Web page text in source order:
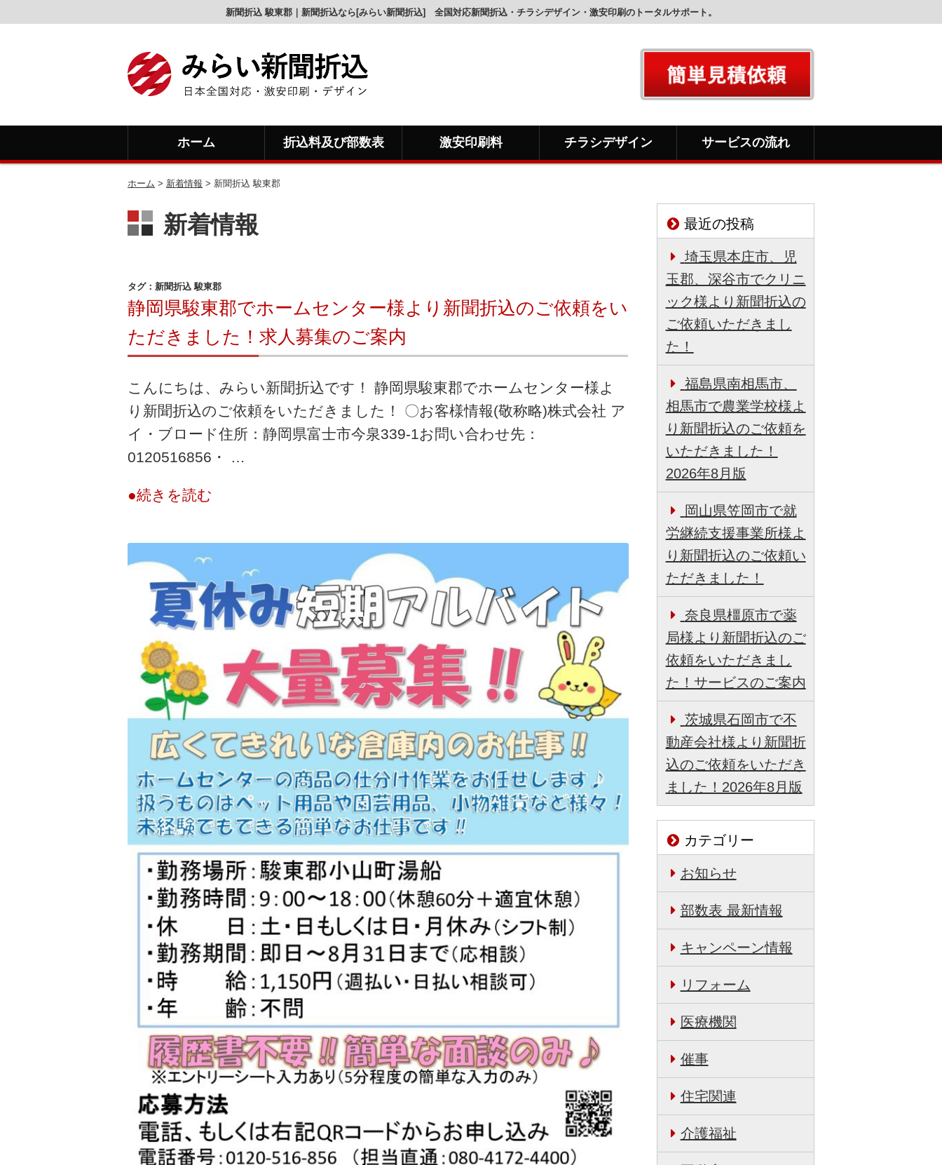
新聞折込 駿東郡｜新聞折込なら[みらい新聞折込] 全国対応新聞折込・チラシデザイン・激安印刷のトータルサポート。
ホーム 折込料及び部数表 激安印刷料 チラシデザイン サービスの流れ
ホーム > 新着情報 > 新聞折込 駿東郡
新着情報
タグ：新聞折込 駿東郡
静岡県駿東郡でホームセンター様より新聞折込のご依頼をい
ただきました！求人募集のご案内
こんにちは、みらい新聞折込です！ 静岡県駿東郡でホームセンター様よ
り新聞折込のご依頼をいただきました！ 〇お客様情報(敬称略)株式会社 ア
イ・ブロード住所：静岡県富士市今泉339-1お問い合わせ先：
0120516856・ …
●続きを読む
最近の投稿
埼玉県本庄市、児
玉郡、深谷市でクリニ
ック様より新聞折込の
ご依頼いただきまし
た！
福島県南相馬市、
相馬市で農業学校様よ
り新聞折込のご依頼を
いただきました！
2026年8月版
岡山県笠岡市で就
労継続支援事業所様よ
り新聞折込のご依頼い
ただきました！
奈良県橿原市で薬
局様より新聞折込のご
依頼をいただきまし
た！サービスのご案内
茨城県石岡市で不
動産会社様より新聞折
込のご依頼をいただき
ました！2026年8月版
カテゴリー
お知らせ
部数表 最新情報
キャンペーン情報
リフォーム
医療機関
催事
住宅関連
介護福祉